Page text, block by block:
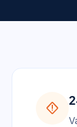
emergency_home